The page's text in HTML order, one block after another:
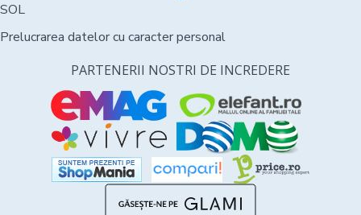
SOL
Prelucrarea datelor cu caracter personal
PARTENERII NOSTRI DE INCREDERE